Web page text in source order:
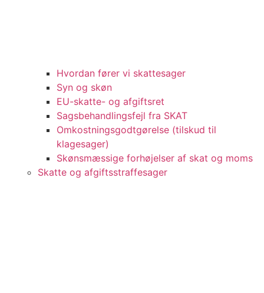
Hvordan fører vi skattesager
Syn og skøn
EU-skatte- og afgiftsret
Sagsbehandlingsfejl fra SKAT
Omkostningsgodtgørelse (tilskud til
klagesager)
Skønsmæssige forhøjelser af skat og moms
Skatte og afgiftsstraffesager